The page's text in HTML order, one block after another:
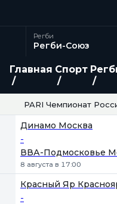
Регби
Регби-Союз
Главная Спорт
PARI Чемпионат
Динамо Москва
-
ВВА-Подмосковье
8 августа в 17:00
Красный Яр
-